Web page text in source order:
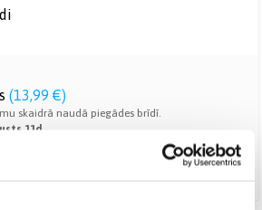
(13,99 €)
skaidrā naudā piegādes brīdī.
11d.